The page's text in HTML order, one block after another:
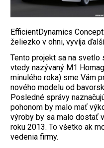
EfficientDynamics
želiezko v ohni, vyvíja
Tento projekt sa na
vtedy nazývaný M1
minulého roka) sme Vám
nového modelu od
Posledné správy
pohonom by malo mať
výroby by sa malo dostať
roku 2013. To všetko ak
vedenia firmy.